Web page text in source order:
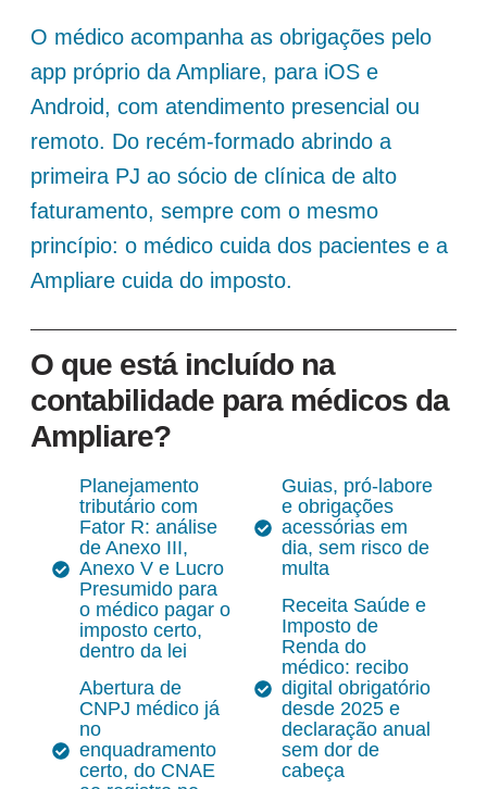
O médico acompanha as obrigações pelo
app próprio da Ampliare, para iOS e
Android, com atendimento presencial ou
remoto. Do recém-formado abrindo a
primeira PJ ao sócio de clínica de alto
faturamento, sempre com o mesmo
princípio: o médico cuida dos pacientes e a
Ampliare cuida do imposto.
O que está incluído na
contabilidade para médicos da
Ampliare?
Planejamento
tributário com
Fator R: análise
de Anexo III,
Anexo V e Lucro
Presumido para
o médico pagar o
imposto certo,
dentro da lei
Abertura de
CNPJ médico já
no
enquadramento
certo, do CNAE
Guias, pró-labore
e obrigações
acessórias em
dia, sem risco de
multa
Receita Saúde e
Imposto de
Renda do
médico: recibo
digital obrigatório
desde 2025 e
declaração anual
sem dor de
cabeça